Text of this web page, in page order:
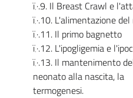
ï‚·.9. Il Breast Crawl e
ï‚·.10. L'alimentazione
ï‚·.11. Il primo bagnetto
ï‚·.12. L'ipogligemia e
ï‚·.13. Il mantenimento
neonato alla nascita, la
termogenesi.